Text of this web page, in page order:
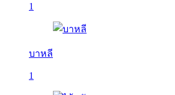
1
บาหลี
1